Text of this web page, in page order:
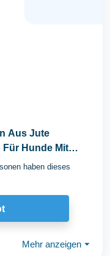
Aus Jute
Hunde Mit
haben dieses
Mehr anzeigen ⏷